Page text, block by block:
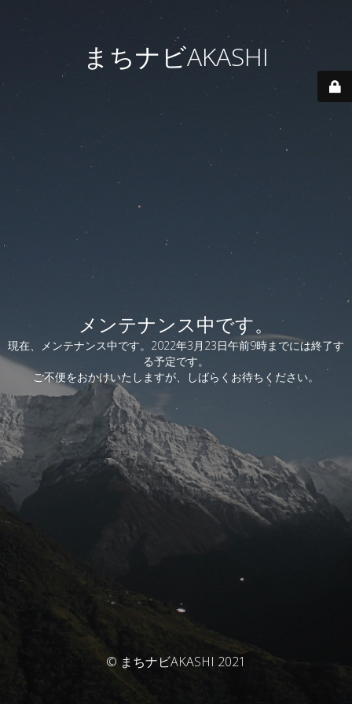
まちナビAKASHI
メンテナンス中です。
現在、メンテナンス中です。2022年3月23日午前9時までには終了す
る予定です。
ご不便をおかけいたしますが、しばらくお待ちください。
© まちナビAKASHI 2021